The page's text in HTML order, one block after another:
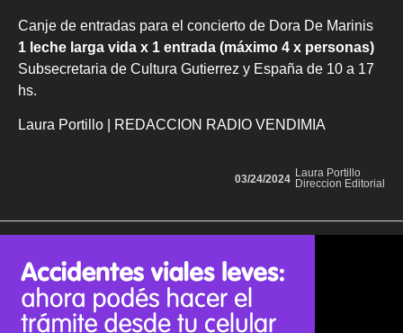
Canje de entradas para el concierto de Dora De Marinis
1 leche larga vida x 1 entrada (máximo 4 x personas)
Subsecretaria de Cultura Gutierrez y España de 10 a 17
hs.
Laura Portillo | REDACCION RADIO VENDIMIA
Laura Portillo
Direccion Editorial
03/24/2024